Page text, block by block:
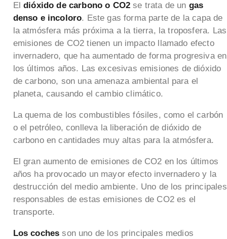
Eldióxido de carbono o CO2 se trata de un gas
denso e incoloro. Este gas forma parte de la capa de
la atmósfera más próxima a la tierra, la troposfera. Las
emisiones de CO2 tienen un impacto llamado efecto
invernadero, que ha aumentado de forma progresiva en
los últimos años. Las excesivas emisiones de dióxido
de carbono, son una amenaza ambiental para el
planeta, causando el cambio climático.
La quema de los combustibles fósiles, como el carbón
o el petróleo, conlleva la liberación de dióxido de
carbono en cantidades muy altas para la atmósfera.
El gran aumento de emisiones de CO2 en los últimos
años ha provocado un mayor efecto invernadero y la
destrucción del medio ambiente. Uno de los principales
responsables de estas emisiones de CO2 es el
transporte.
Los cochesson uno de los principales medios